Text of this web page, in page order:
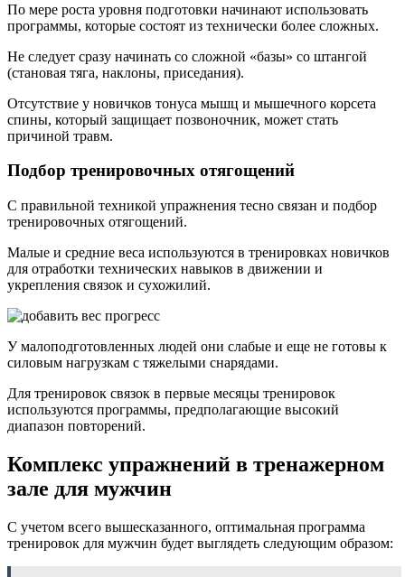
По мере роста уровня подготовки начинают использовать
программы, которые состоят из технически более сложных.
Не следует сразу начинать со сложной «базы» со штангой
(становая тяга, наклоны, приседания).
Отсутствие у новичков тонуса мышц и мышечного корсета
спины, который защищает позвоночник, может стать
причиной травм.
Подбор тренировочных отягощений
С правильной техникой упражнения тесно связан и подбор
тренировочных отягощений.
Малые и средние веса используются в тренировках новичков
для отработки технических навыков в движении и
укрепления связок и сухожилий.
У малоподготовленных людей они слабые и еще не готовы к
силовым нагрузкам с тяжелыми снарядами.
Для тренировок связок в первые месяцы тренировок
используются программы, предполагающие высокий
диапазон повторений.
Комплекс упражнений в тренажерном
зале для мужчин
С учетом всего вышесказанного, оптимальная программа
тренировок для мужчин будет выглядеть следующим образом: